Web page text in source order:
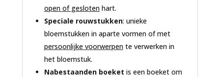
open of geslotenhart.
Speciale rouwstukken: unieke
bloemstukken in aparte vormen of met
persoonlijke voorwerpente verwerken in
het bloemstuk.
Nabestaanden boeket is een boeket om